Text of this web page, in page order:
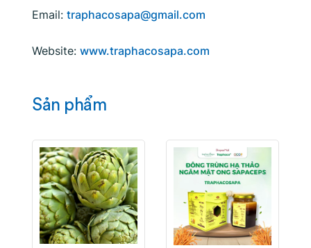
Email: traphacosapa@gmail.com
Website: www.traphacosapa.com
Sản phẩm